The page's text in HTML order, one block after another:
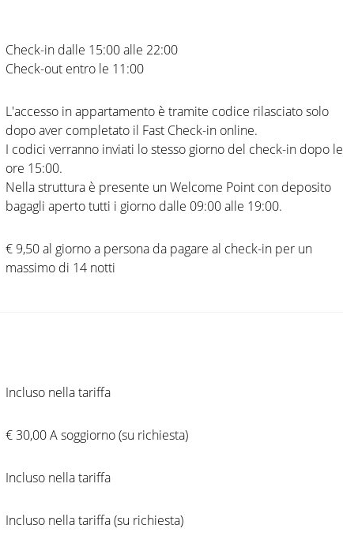
Check-in dalle 15:00 alle 22:00
Check-out entro le 11:00
L'accesso in appartamento è tramite codice rilasciato solo
dopo aver completato il Fast Check-in online.
I codici verranno inviati lo stesso giorno del check-in dopo le
ore 15:00.
Nella struttura è presente un Welcome Point con deposito
bagagli aperto tutti i giorno dalle 09:00 alle 19:00.
€ 9,50 al giorno a persona da pagare al check-in per un
massimo di 14 notti
Incluso nella tariffa
€ 30,00 A soggiorno (su richiesta)
Incluso nella tariffa
Incluso nella tariffa (su richiesta)